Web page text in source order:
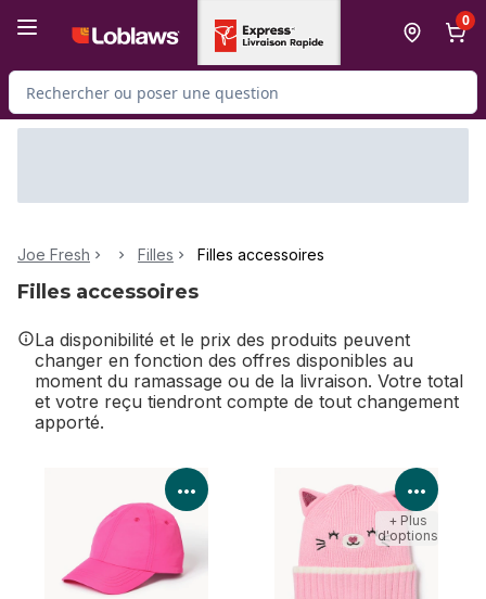
0
Rechercher des produits
Joe Fresh Filles Filles accessoires
Filles accessoires
La disponibilité et le prix des produits peuvent
changer en fonction des offres disponibles au
moment du ramassage ou de la livraison. Votre total
et votre reçu tiendront compte de tout changement
apporté.
Voir les détails du produit Voir
+ Plus
d'options